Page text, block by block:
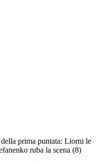
prima puntata: Liorni le
ruba la scena (8)